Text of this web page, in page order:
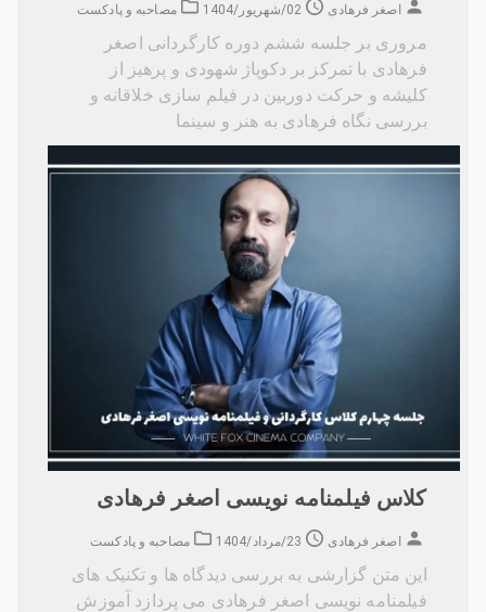
اصغر فرهادی 02/شهریور/1404 مصاحبه و پادکست
مروری بر جلسه ششم دوره کارگردانی اصغر
فرهادی با تمرکز بر دکوپاژ شهودی و پرهیز از
کلیشه و حرکت دوربین در فیلم سازی خلاقانه و
بررسی نگاه فرهادی به هنر و سینما
کلاس فیلمنامه نویسی اصغر فرهادی
اصغر فرهادی 23/مرداد/1404 مصاحبه و پادکست
این متن گزارشی به بررسی دیدگاه ها و تکنیک های
فیلمنامه نویسی اصغر فرهادی می پردازد آموزش